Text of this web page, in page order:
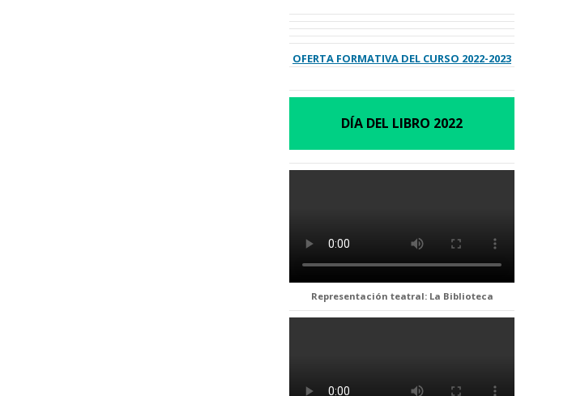
OFERTA FORMATIVA DEL CURSO 2022-2023
DÍA DEL LIBRO 2022
Representación teatral: La Biblioteca